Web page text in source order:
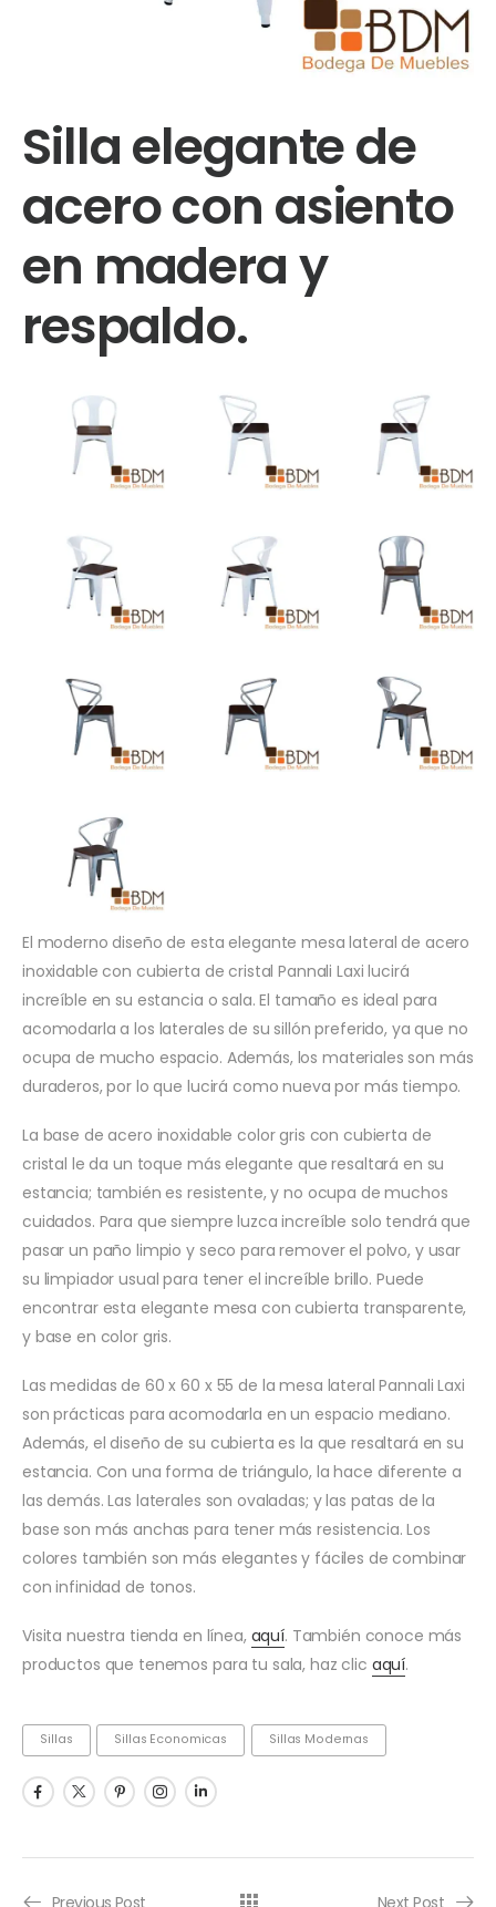
Silla elegante de
acero con asiento
en madera y
respaldo.
El moderno diseño de esta elegante mesa lateral de acero
inoxidable con cubierta de cristal Pannali Laxi lucirá
increíble en su estancia o sala. El tamaño es ideal para
acomodarla a los laterales de su sillón preferido, ya que no
ocupa de mucho espacio. Además, los materiales son más
duraderos, por lo que lucirá como nueva por más tiempo.
La base de acero inoxidable color gris con cubierta de
cristal le da un toque más elegante que resaltará en su
estancia; también es resistente, y no ocupa de muchos
cuidados. Para que siempre luzca increíble solo tendrá que
pasar un paño limpio y seco para remover el polvo, y usar
su limpiador usual para tener el increíble brillo. Puede
encontrar esta elegante mesa con cubierta transparente,
y base en color gris.
Las medidas de 60 x 60 x 55 de la mesa lateral Pannali Laxi
son prácticas para acomodarla en un espacio mediano.
Además, el diseño de su cubierta es la que resaltará en su
estancia. Con una forma de triángulo, la hace diferente a
las demás. Las laterales son ovaladas; y las patas de la
base son más anchas para tener más resistencia. Los
colores también son más elegantes y fáciles de combinar
con infinidad de tonos.
Visita nuestra tienda en línea, aquí. También conoce más
productos que tenemos para tu sala, haz clic aquí.
Sillas Sillas Economicas Sillas Modernas
Previous Post Next Post